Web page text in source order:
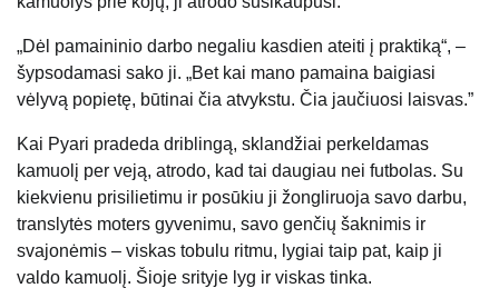
„Dėl pamaininio darbo negaliu kasdien ateiti į praktiką“, –
šypsodamasi sako ji. „Bet kai mano pamaina baigiasi
vėlyvą popietę, būtinai čia atvykstu. Čia jaučiuosi laisvas.”
Kai Pyari pradeda driblingą, sklandžiai perkeldamas
kamuolį per veją, atrodo, kad tai daugiau nei futbolas. Su
kiekvienu prisilietimu ir posūkiu ji žongliruoja savo darbu,
translytės moters gyvenimu, savo genčių šaknimis ir
svajonėmis – viskas tobulu ritmu, lygiai taip pat, kaip ji
valdo kamuolį. Šioje srityje lyg ir viskas tinka.